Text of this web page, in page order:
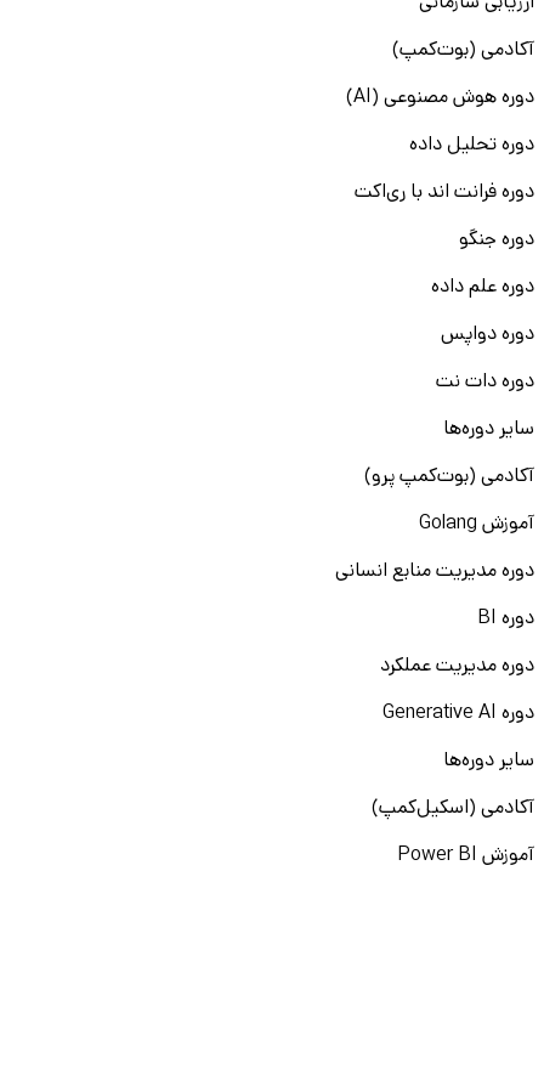
آکادمی (بوت‌کمپ)
دوره هوش مصنوعی (AI)
دوره تحلیل داده
دوره فرانت اند با ری‌اکت
دوره جنگو
دوره علم داده
دوره دواپس
دوره دات نت
سایر دوره‌ها
آکادمی (بوت‌کمپ پرو)
آموزش Golang
دوره مدیریت منابع انسانی
دوره BI
دوره مدیریت عملکرد
دوره Generative AI
سایر دوره‌ها
آکادمی (اسکیل‌کمپ)
آموزش Power BI